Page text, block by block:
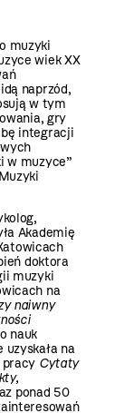
muzyki
wiek XX
naprzód,
w tym
gry
integracji
w muzyce”
Akademię
doktora
muzyki
na
naiwny
nauk
na
pracy Cytaty
ponad 50